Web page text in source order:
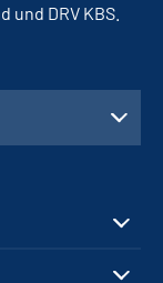
DRV KBS.